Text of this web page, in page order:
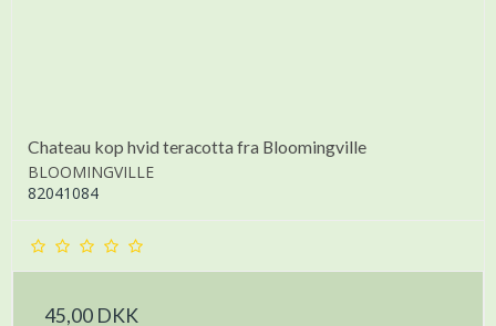
Chateau kop hvid teracotta fra Bloomingville
BLOOMINGVILLE
82041084
45,00 DKK